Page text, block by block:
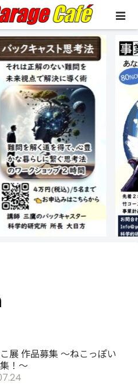
展 作品募集 ～ねこっぽい
！～